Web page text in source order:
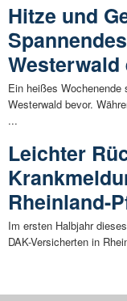
Hitze und
Ein heißes Wochenende
Westerwald bevor.
...
Leichter
Rheinland-
Im ersten Halbjahr
DAK-Versicherten in